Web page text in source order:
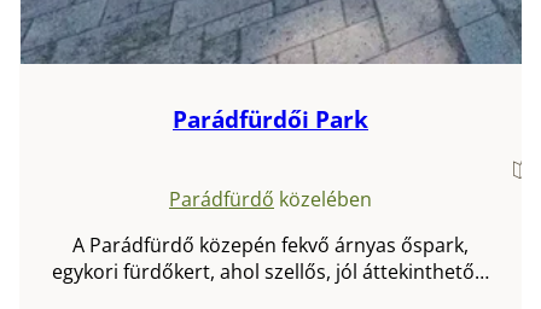
Parádfürdői Park
Parádfürdő közelében
A Parádfürdő közepén fekvő árnyas őspark,
egykori fürdőkert, ahol szellős, jól áttekinthető…